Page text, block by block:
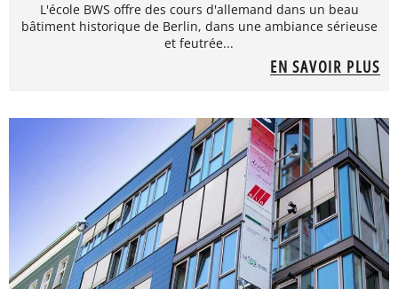
L'école BWS offre des cours d'allemand dans un beau
bâtiment historique de Berlin, dans une ambiance sérieuse
et feutrée...
EN SAVOIR PLUS